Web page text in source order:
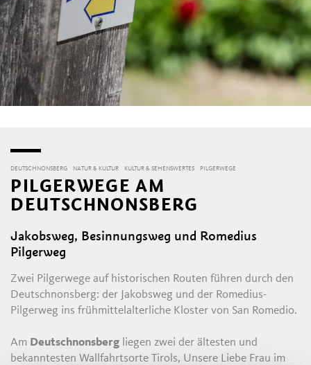
DEUTSCHNONSBERG NATUR & KULTUR KULTUR & SEHENSWERTES PILGERWEGE
PILGERWEGE AM
DEUTSCHNONSBERG
Jakobsweg, Besinnungsweg und Romedius
Pilgerweg
Zwei Pilgerwege auf historischen Routen führen durch den
Deutschnonsberg: der Jakobsweg und der Romedius-
Pilgerweg ins frühmittelalterliche Kloster von San Romedio.
Am Deutschnonsberg liegen zwei der ältesten und
bekanntesten Wallfahrtsorte Tirols, Unsere Liebe Frau im